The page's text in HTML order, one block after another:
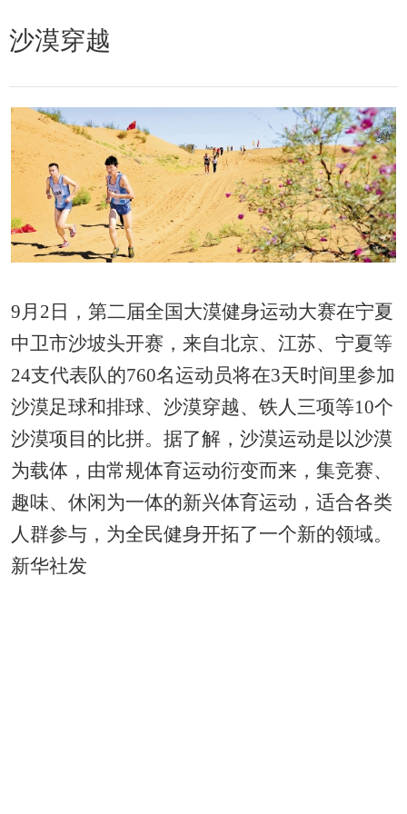
沙漠穿越
9月2日，第二届全国大漠健身运动大赛在宁夏
中卫市沙坡头开赛，来自北京、江苏、宁夏等
24支代表队的760名运动员将在3天时间里参加
沙漠足球和排球、沙漠穿越、铁人三项等10个
沙漠项目的比拼。据了解，沙漠运动是以沙漠
为载体，由常规体育运动衍变而来，集竞赛、
趣味、休闲为一体的新兴体育运动，适合各类
人群参与，为全民健身开拓了一个新的领域。
新华社发